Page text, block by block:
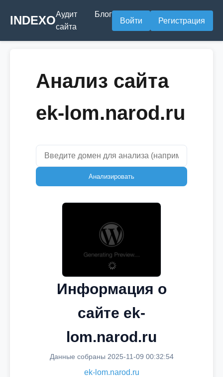
INDEXOАудит
сайта
Блог
Войти Регистрация
Анализ сайта
ek-lom.narod.ru
Анализировать
Информация о
сайте ek-
lom.narod.ru
Данные собраны 2025-11-09 00:32:54
ek-lom.narod.ru